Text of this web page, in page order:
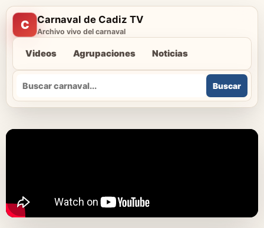
C Carnaval de Cadiz TV
Archivo vivo del carnaval
Videos Agrupaciones Noticias
Buscar
Buscar